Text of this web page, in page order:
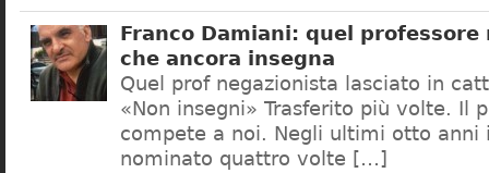
Franco Damiani: quel professore
che ancora insegna
Quel prof negazionista lasciato in
«Non insegni» Trasferito più volte. Il
compete a noi. Negli ultimi otto anni
nominato quattro volte […]